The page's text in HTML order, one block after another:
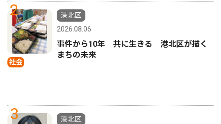
2
社会
港北区
2026.08.06
事件から10年 共に生きる 港北区が描く
まちの未来
3
港北区